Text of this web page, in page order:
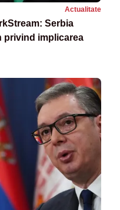
Actualitate
Serbia
privind implicarea